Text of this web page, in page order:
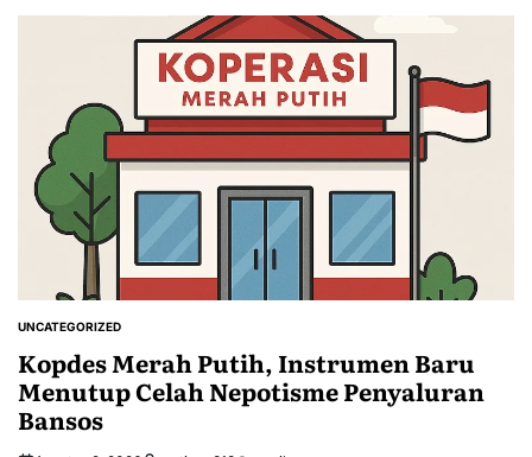
POSTED
UNCATEGORIZED
Kopdes Merah Putih, Instrumen Baru
Menutup Celah Nepotisme Penyaluran
Bansos